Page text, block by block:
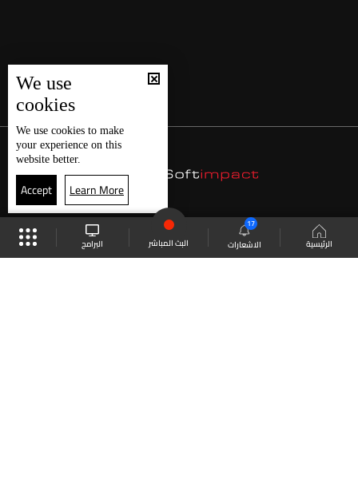
الرئيسية الاشعارات
17
البث المباشر البرامج
We use
cookies
We use cookies to make
your experience on this
website better.
Accept Learn More
موقع البرامج الجدول البث المباشر